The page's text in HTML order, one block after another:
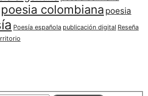
poesia colombiana poesia
Poesía española publicación digital Reseña